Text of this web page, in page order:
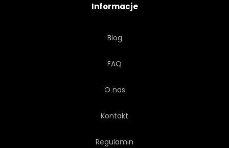
Informacje
Blog
FAQ
O nas
Kontakt
Regulamin